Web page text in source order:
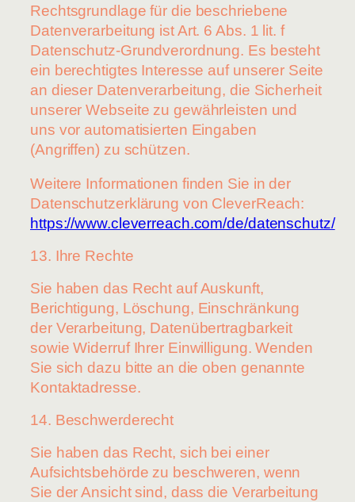
Rechtsgrundlage für die beschriebene
Datenverarbeitung ist Art. 6 Abs. 1 lit. f
Datenschutz-Grundverordnung. Es besteht
ein berechtigtes Interesse auf unserer Seite
an dieser Datenverarbeitung, die Sicherheit
unserer Webseite zu gewährleisten und
uns vor automatisierten Eingaben
(Angriffen) zu schützen.
Weitere Informationen finden Sie in der
Datenschutzerklärung von CleverReach:
https://www.cleverreach.com/de/datenschutz/
13. Ihre Rechte
Sie haben das Recht auf Auskunft,
Berichtigung, Löschung, Einschränkung
der Verarbeitung, Datenübertragbarkeit
sowie Widerruf Ihrer Einwilligung. Wenden
Sie sich dazu bitte an die oben genannte
Kontaktadresse.
14. Beschwerderecht
Sie haben das Recht, sich bei einer
Aufsichtsbehörde zu beschweren, wenn
Sie der Ansicht sind, dass die Verarbeitung